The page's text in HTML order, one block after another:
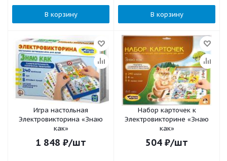
В корзину В корзину
Игра настольная
Электровикторина «Знаю
как»
1 848 ₽/шт
Набор карточек к
Электровикторине «Знаю
как»
504 ₽/шт